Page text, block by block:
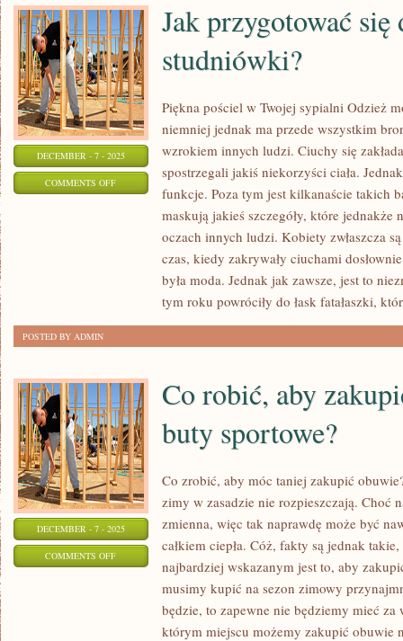
WYGLĄD?
DECEMBER - 7 - 2025
COMMENTS OFFON
Jak przygotować się
studniówki?
Piękna pościel w Twojej sypialni Odzież
niemniej jednak ma przede wszystkim
wzrokiem innych ludzi. Ciuchy się
spostrzegali jakiś niekorzyści ciała.
funkcje. Poza tym jest kilkanaście takich
maskują jakieś szczegóły, które jednakże
oczach innych ludzi. Kobiety zwłaszcza
czas, kiedy zakrywały ciuchami
była moda. Jednak jak zawsze, jest to
tym roku powróciły do łask fatałaszki,
POSTED BY ADMIN
DECEMBER - 7 - 2025
COMMENTS OFFON
Co robić, aby
buty sportowe?
Co zrobić, aby móc taniej zakupić
zimy w zasadzie nie rozpieszczają. Choć
zmienna, więc tak naprawdę może być
całkiem ciepła. Cóż, fakty są jednak
najbardziej wskazanym jest to, aby
musimy kupić na sezon zimowy
będzie, to zapewne nie będziemy mieć
którym miejscu możemy zakupić obuwie